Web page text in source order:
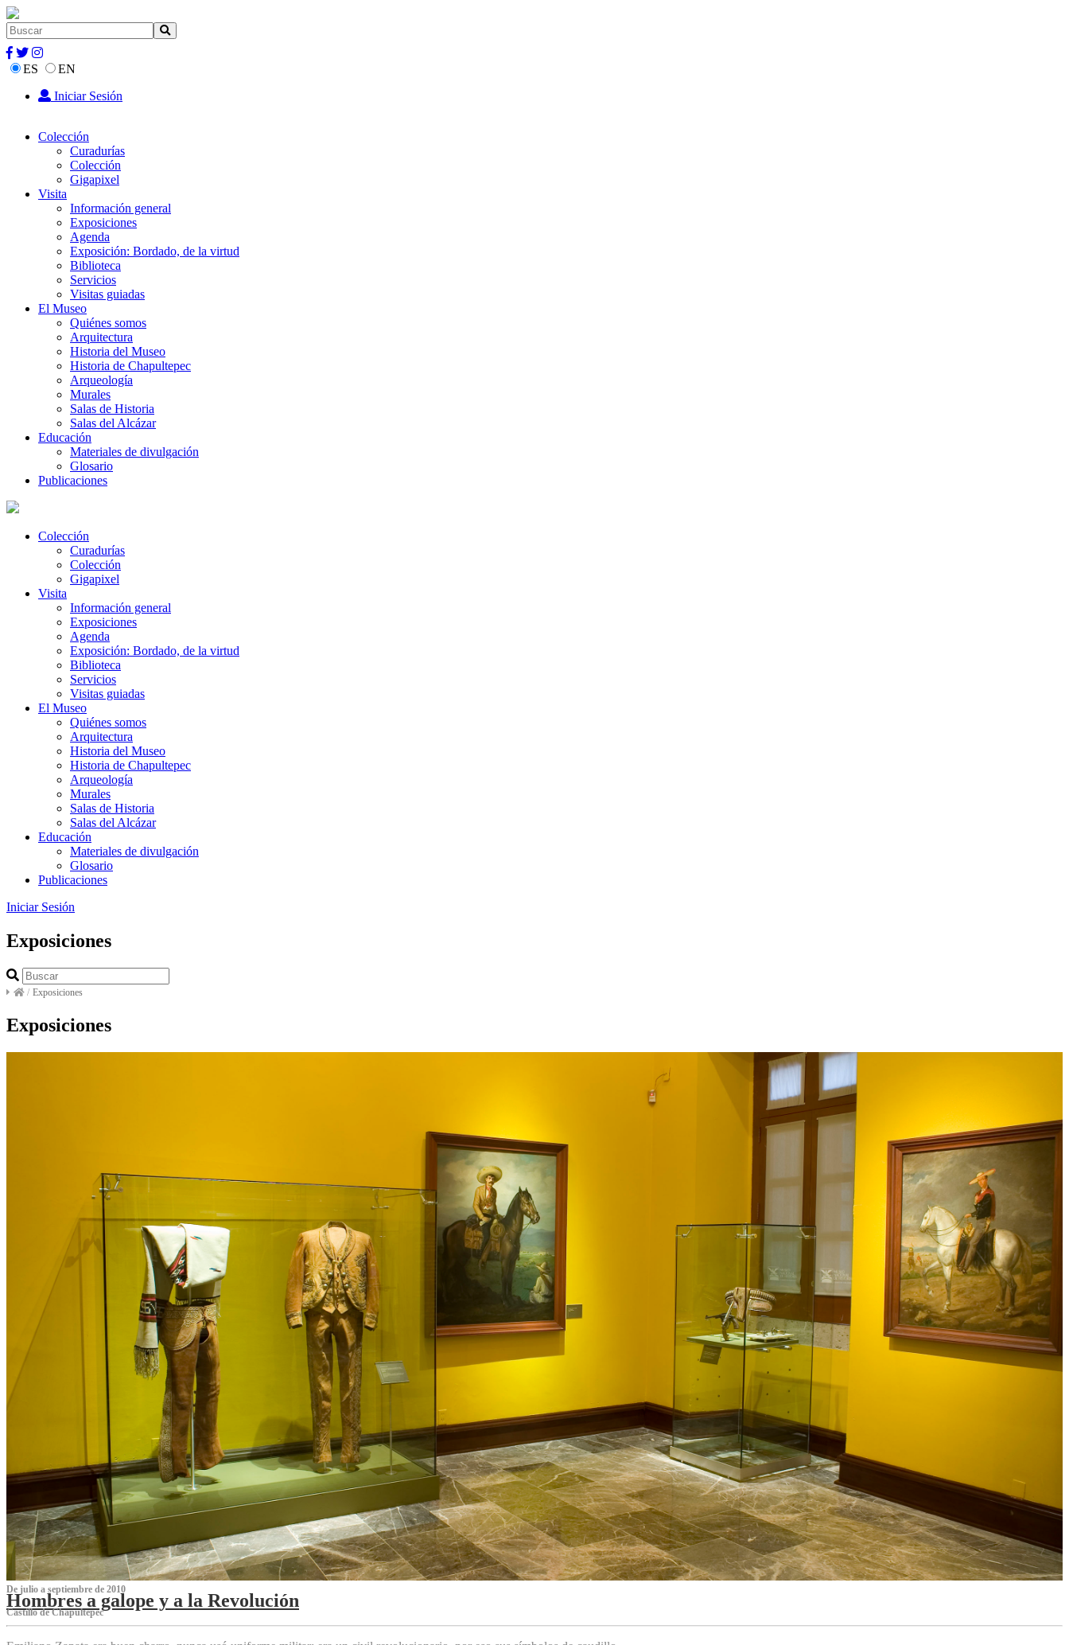
ES
EN
Iniciar Sesión
Colección
Curadurías
Colección
Gigapixel
Visita
Información general
Exposiciones
Agenda
Exposición: Bordado, de la virtud
Biblioteca
Servicios
Visitas guiadas
El Museo
Quiénes somos
Arquitectura
Historia del Museo
Historia de Chapultepec
Arqueología
Murales
Salas de Historia
Salas del Alcázar
Educación
Materiales de divulgación
Glosario
Publicaciones
Colección
Curadurías
Colección
Gigapixel
Visita
Información general
Exposiciones
Agenda
Exposición: Bordado, de la virtud
Biblioteca
Servicios
Visitas guiadas
El Museo
Quiénes somos
Arquitectura
Historia del Museo
Historia de Chapultepec
Arqueología
Murales
Salas de Historia
Salas del Alcázar
Educación
Materiales de divulgación
Glosario
Publicaciones
Iniciar Sesión
Exposiciones
/ Exposiciones
Exposiciones
De julio a septiembre de 2010
Hombres a galope y a la Revolución
Castillo de Chapultepec